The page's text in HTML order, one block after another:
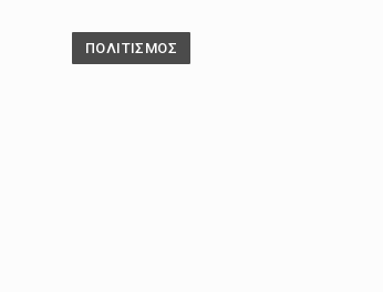
ΠΟΛΙΤΙΣΜΟΣ